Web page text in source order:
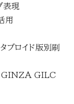
表現
用
ブロイド版別刷
GINZA GILC